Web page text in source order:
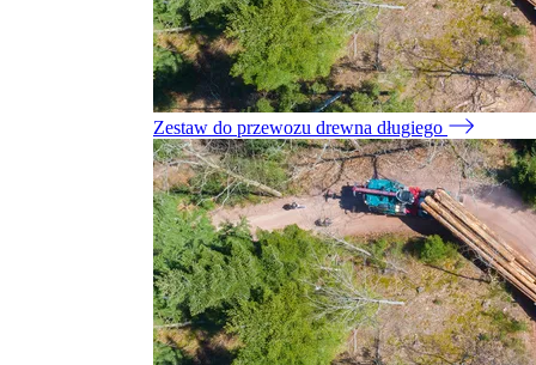
Zestaw do przewozu drewna długiego